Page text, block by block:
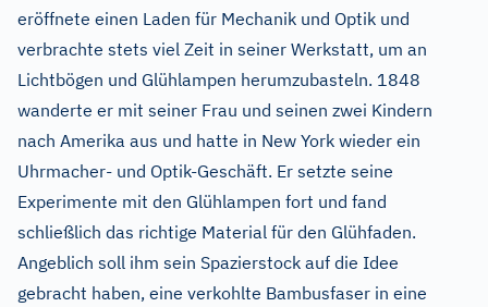
eröffnete einen Laden für Mechanik und Optik und
verbrachte stets viel Zeit in seiner Werkstatt, um an
Lichtbögen und Glühlampen herumzubasteln. 1848
wanderte er mit seiner Frau und seinen zwei Kindern
nach Amerika aus und hatte in New York wieder ein
Uhrmacher- und Optik-Geschäft. Er setzte seine
Experimente mit den Glühlampen fort und fand
schließlich das richtige Material für den Glühfaden.
Angeblich soll ihm sein Spazierstock auf die Idee
gebracht haben, eine verkohlte Bambusfaser in eine